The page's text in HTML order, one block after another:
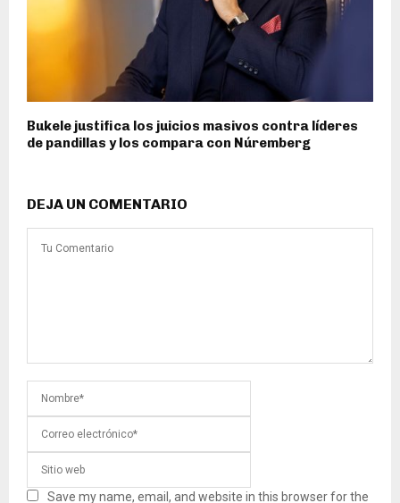
Bukele justifica los juicios masivos contra líderes
de pandillas y los compara con Núremberg
DEJA UN COMENTARIO
Save my name, email, and website in this browser for the